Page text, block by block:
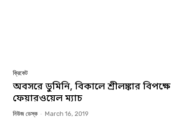
ক্রিকেট
অবসরে ডুমিনি, বিকালে শ্রীলঙ্কার বিপক্ষে
ফেয়ারওয়েল ম্যাচ
নিউজ ডেস্ক - March 16, 2019